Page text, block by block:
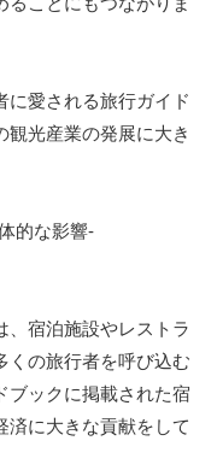
に愛される旅行ガイド
観光産業の発展に大き
的な影響-
、宿泊施設やレストラ
くの旅行者を呼び込む
ブックに掲載された宿
済に大きな貢献をして